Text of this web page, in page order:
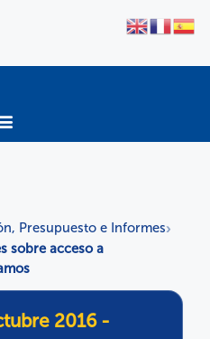
Presupuesto e Informes›
sobre acceso a
2016 -